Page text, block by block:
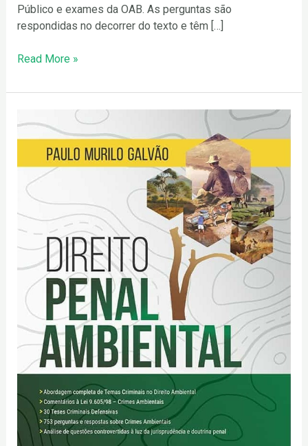
Público e exames da OAB. As perguntas são
respondidas no decorrer do texto e têm […]
Read More »
Ambiental